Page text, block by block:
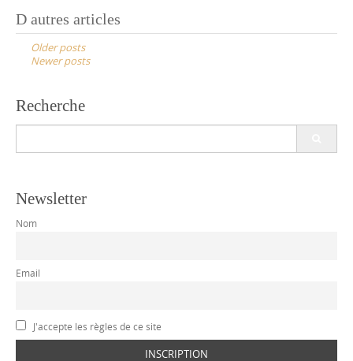
Posts
navigation
D autres articles
Older posts
Newer posts
Recherche
Newsletter
Nom
Email
J'accepte les règles de ce site